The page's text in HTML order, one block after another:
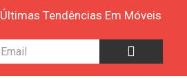
Tendências Em Móveis